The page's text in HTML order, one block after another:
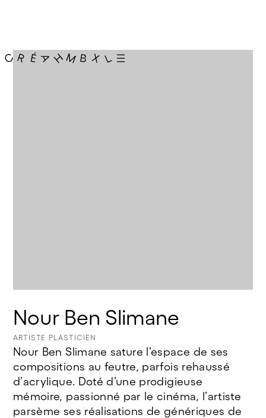
Nour Ben Slimane
ARTISTE PLASTICIEN
Nour Ben Slimane sature l’espace de ses
compositions au feutre, parfois rehaussé
d’acrylique. Doté d’une prodigieuse
mémoire, passionné par le cinéma, l’artiste
parsème ses réalisations de génériques de